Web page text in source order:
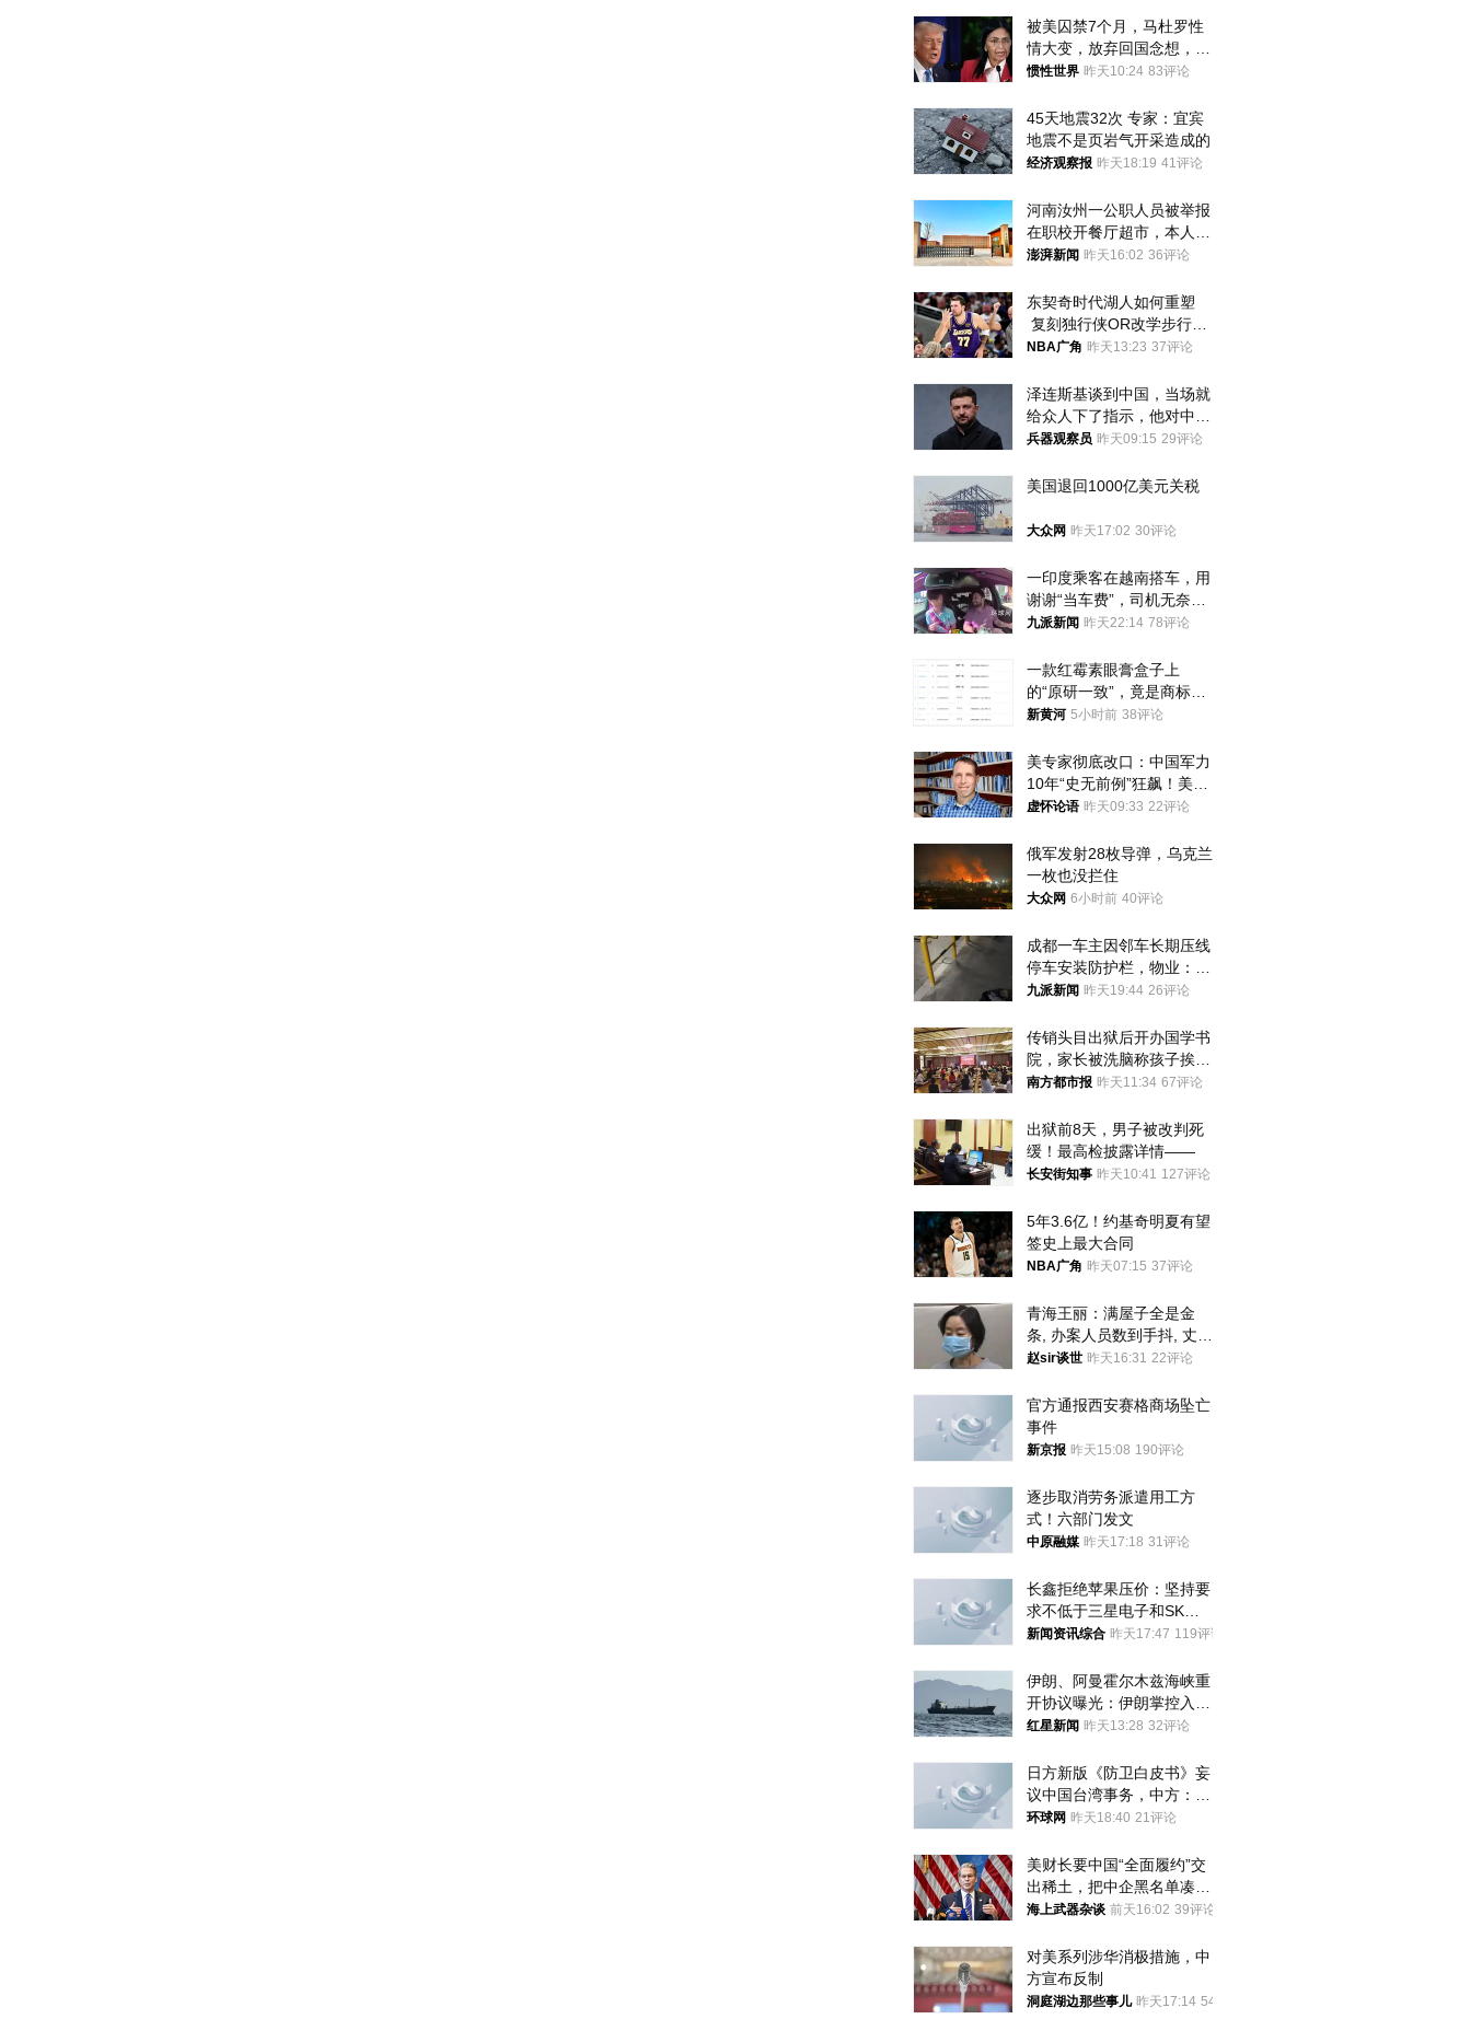
被美囚禁7个月，马杜罗性
情大变，放弃回国念想，最
后嘱托已公开
惯性世界 昨天10:24 83评论
45天地震32次 专家：宜宾
地震不是页岩气开采造成的
经济观察报 昨天18:19 41评论
河南汝州一公职人员被举报
在职校开餐厅超市，本人回
应称“是给别人帮忙”
澎湃新闻 昨天16:02 36评论
东契奇时代湖人如何重塑
复刻独行侠OR改学步行
者？
NBA广角 昨天13:23 37评论
泽连斯基谈到中国，当场就
给众人下了指示，他对中国
和中乌关系，显然又有了新
兵器观察员 昨天09:15 29评论
美国退回1000亿美元关税
大众网 昨天17:02 30评论
一印度乘客在越南搭车，用
谢谢“当车费”，司机无奈发
笑；印度网友：不代表印度
九派新闻 昨天22:14 78评论
一款红霉素眼膏盒子上
的“原研一致”，竟是商标！
律师：极易误导消费者；网
新黄河 5小时前 38评论
美专家彻底改口：中国军力
10年“史无前例”狂飙！美军
真慌了
虚怀论语 昨天09:33 22评论
俄军发射28枚导弹，乌克兰
一枚也没拦住
大众网 6小时前 40评论
成都一车主因邻车长期压线
停车安装防护栏，物业：不
建议装护栏，也会影响自身
九派新闻 昨天19:44 26评论
传销头目出狱后开办国学书
院，家长被洗脑称孩子挨打
才有效果
南方都市报 昨天11:34 67评论
出狱前8天，男子被改判死
缓！最高检披露详情——
长安街知事 昨天10:41 127评论
5年3.6亿！约基奇明夏有望
签史上最大合同
NBA广角 昨天07:15 37评论
青海王丽：满屋子全是金
条, 办案人员数到手抖, 丈夫
受不了提前离场
赵sir谈世 昨天16:31 22评论
官方通报西安赛格商场坠亡
事件
新京报 昨天15:08 190评论
逐步取消劳务派遣用工方
式！六部门发文
中原融媒 昨天17:18 31评论
长鑫拒绝苹果压价：坚持要
求不低于三星电子和SK海
力士
新闻资讯综合 昨天17:47 119评论
伊朗、阿曼霍尔木兹海峡重
开协议曝光：伊朗掌控入湾
航道，与阿曼平分“服务费”
红星新闻 昨天13:28 32评论
日方新版《防卫白皮书》妄
议中国台湾事务，中方：强
烈不满、坚决反对，已向日
环球网 昨天18:40 21评论
美财长要中国“全面履约”交
出稀土，把中企黑名单凑到
187家，中方做最坏打算
海上武器杂谈 前天16:02 39评论
对美系列涉华消极措施，中
方宣布反制
洞庭湖边那些事儿 昨天17:14 54评论